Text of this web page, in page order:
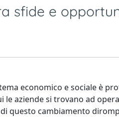
sfide e
economico e sociale è
aziende si trovano ad
questo cambiamento